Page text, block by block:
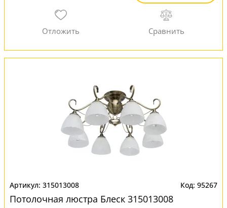
315013008 95267
Потолочная люстра Блеск 315013008